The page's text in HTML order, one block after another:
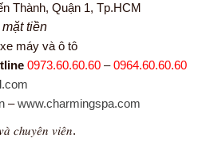
Thành, Quận 1, Tp.HCM
tiền
máy và ô tô
0973.60.60.60 –0964.60.60.60
–www.charmingspa.com
𝑐ℎ𝑢𝑦𝑒̂𝑛 𝑣𝑖𝑒̂𝑛.